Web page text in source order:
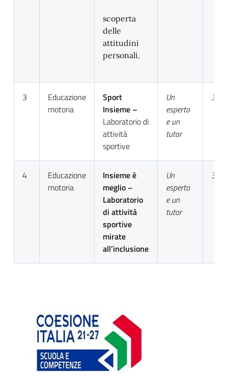
scoperta
delle
attitudini
personali.
3
Educazione
motoria
Sport
Insieme –
Laboratorio di
attività
sportive
Un
esperto
e un
tutor
30
4
Educazione
motoria
Insieme è
meglio –
Laboratorio
di attività
sportive
mirate
all’inclusione
Un
esperto
e un
tutor
30